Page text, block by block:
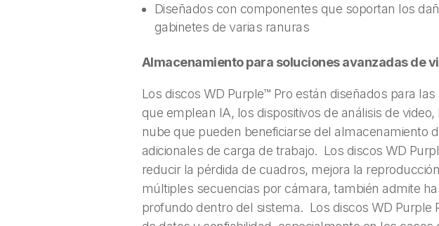
Diseñados con componentes que soportan los
gabinetes de varias ranuras
Almacenamiento para soluciones avanzadas de
Los discos WD Purple™ Pro están diseñados para
que emplean IA, los dispositivos de análisis de
nube que pueden beneficiarse del almacenamiento
adicionales de carga de trabajo. Los discos WD
reducir la pérdida de cuadros, mejora la
múltiples secuencias por cámara, también admite
profundo dentro del sistema. Los discos WD Purple